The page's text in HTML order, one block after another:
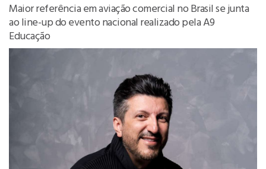
Maior referência em aviação comercial no Brasil se junta
ao line-up do evento nacional realizado pela A9
Educação